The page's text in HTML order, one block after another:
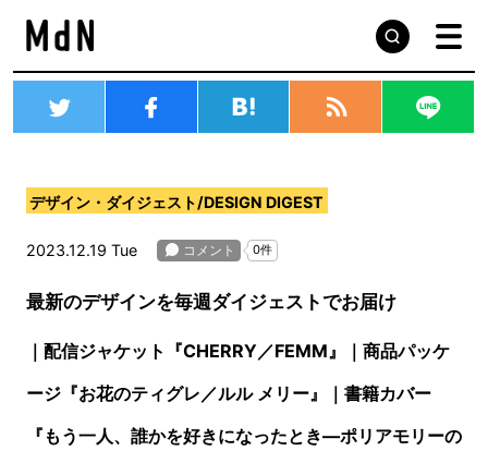
デザイン・ダイジェスト/DESIGN DIGEST
2023.12.19 Tue
最新のデザインを毎週ダイジェストでお届け
｜配信ジャケット『CHERRY／FEMM』
｜商品パッケ
ージ『お花のティグレ／ルル メリー』
｜書籍カバー
『もう一人、誰かを好きになったとき―ポリアモリーの